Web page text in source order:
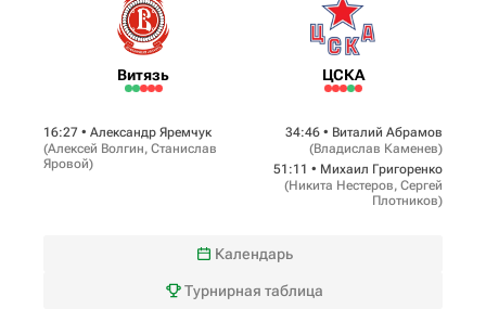
Витязь ЦСКА
16:27 • Александр Яремчук
(Алексей Волгин, Станислав
Яровой)
34:46 • Виталий Абрамов
(Владислав Каменев)
51:11 • Михаил Григоренко
(Никита Нестеров, Сергей
Плотников)
Календарь
Турнирная таблица